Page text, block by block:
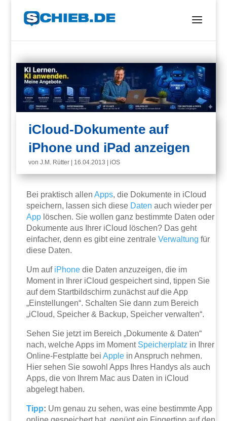
iCloud-Dokumente auf
iPhone und iPad anzeigen
vonJ.M. Rütter 16.04.2013 |iOS
Bei praktisch allenApps, die Dokumente in iCloud
speichern, lassen sich diese Daten auch wieder per
App löschen. Sie wollen ganz bestimmte Daten oder
Dokumente aus Ihrer iCloud löschen? Das geht
einfacher, denn es gibt eine zentraleVerwaltung für
diese Daten.
Um auf iPhone die Daten anzuzeigen, die im
Moment in Ihrer iCloud gespeichert sind, tippen Sie
auf dem Startbildschirm zunächst auf die App
„Einstellungen“. Schalten Sie dann zum Bereich
„iCloud, Speicher & Backup, Speicher verwalten“.
Sehen Sie jetzt im Bereich „Dokumente & Daten“
nach, welche Apps im Moment Speicherplatz in Ihrer
Online-Festplatte beiApple in Anspruch nehmen.
Hier sehen Sie sowohl Apps Ihres Handys als auch
Apps, die von Ihrem Mac aus Daten in iCloud
abgelegt haben.
Tipp: Um genau zu sehen, was eine bestimmte App